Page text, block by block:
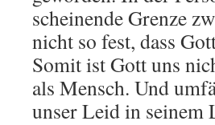
scheinende Grenze
nicht so fest, dass
Somit ist Gott uns
als Mensch. Und
unser Leid in seinem